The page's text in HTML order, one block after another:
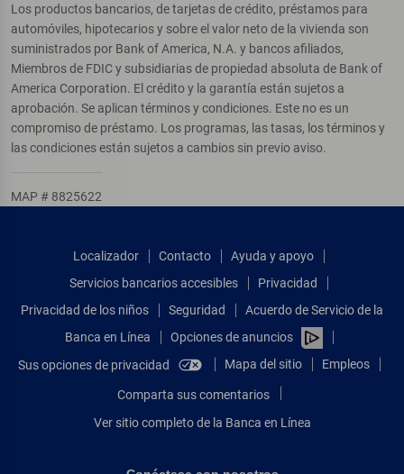
Los productos bancarios, de tarjetas de crédito, préstamos para
automóviles, hipotecarios y sobre el valor neto de la vivienda son
suministrados por Bank of America, N.A. y bancos afiliados,
Miembros de FDIC y subsidiarias de propiedad absoluta de Bank of
America Corporation. El crédito y la garantía están sujetos a
aprobación. Se aplican términos y condiciones. Este no es un
compromiso de préstamo. Los programas, las tasas, los términos y
las condiciones están sujetos a cambios sin previo aviso.
MAP # 8825622
Localizador Contacto
Ayuda y apoyo
Servicios bancarios accesibles
Privacidad
Privacidad de los niños
Seguridad
Acuerdo de Servicio de la
Banca en Línea
Opciones de anuncios
Sus opciones de privacidad
Mapa del sitio Empleos
Comparta sus comentarios
Ver sitio completo de la Banca en Línea